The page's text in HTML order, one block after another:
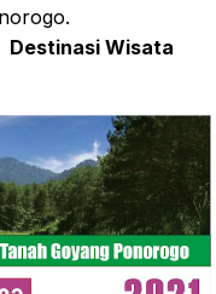
Destinasi Wisata